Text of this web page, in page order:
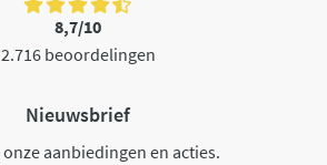
8,7/10
2.716 beoordelingen
Nieuwsbrief
aanbiedingen en acties.